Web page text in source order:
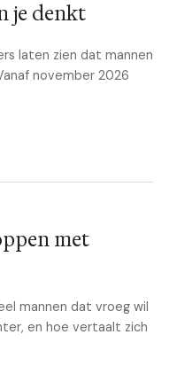
je denkt
laten zien dat mannen
november 2026
met
mannen dat vroeg wil
en hoe vertaalt zich